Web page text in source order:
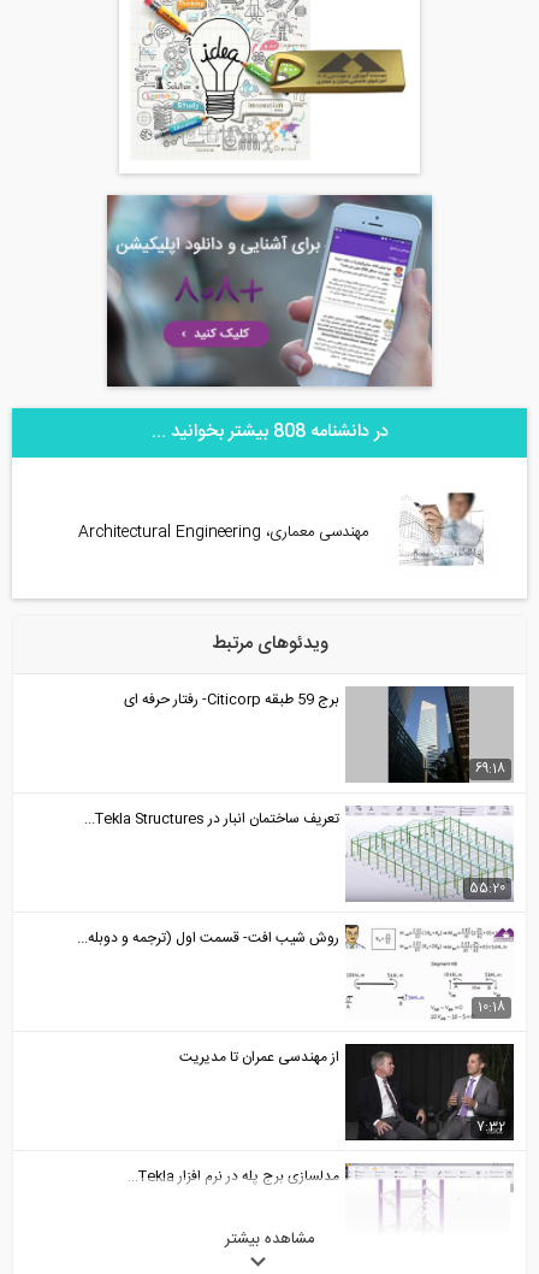
در دانشنامه 808 بیشتر بخوانید ...
مهندسی معماری، Architectural Engineering
ویدئوهای مرتبط
69:18
برج 59 طبقه Citicorp- رفتار حرفه ای
55:20
تعریف ساختمان انبار در Tekla Structures...
10:18
روش شیب افت- قسمت اول (ترجمه و دوبله...
7:32
از مهندسی عمران تا مدیریت
مدلسازی برج پله در نرم افزار Tekla...
مشاهده بیشتر